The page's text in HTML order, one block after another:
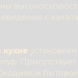
с
кухне
бытовой